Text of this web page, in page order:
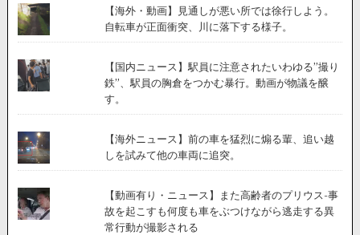
【海外・動画】見通しが悪い所では徐行しよう。
自転車が正面衝突、川に落下する様子。
【国内ニュース】駅員に注意されたいわゆる”撮り
鉄”、駅員の胸倉をつかむ暴行。動画が物議を醸
す。
【海外ニュース】前の車を猛烈に煽る輩、追い越
しを試みて他の車両に追突。
【動画有り・ニュース】また高齢者のプリウス-事
故を起こすも何度も車をぶつけながら逃走する異
常行動が撮影される